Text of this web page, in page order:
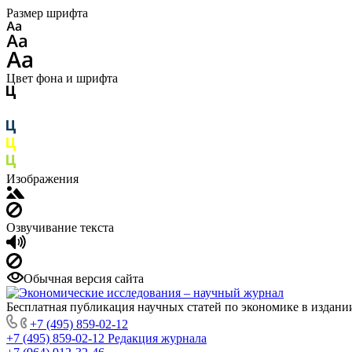
Размер шрифта
Цвет фона и шрифта
Изображения
Озвучивание текста
Обычная версия сайта
Бесплатная публикация научных статей по экономике в
+7 (495) 859-02-12
+7 (495) 859-02-12 Редакция журнала